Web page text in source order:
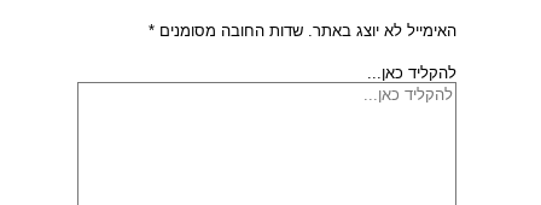
האימייל לא יוצג באתר. שדות החובה מסומנים *
להקליד כאן...